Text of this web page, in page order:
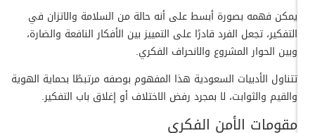
يمكن فهمه بصورة أبسط على أنه حالة من السلامة والاتزان في
التفكير، تجعل الفرد قادرًا على التمييز بين الأفكار النافعة والضارة،
وبين الحوار المشروع والانحراف الفكري.
تتناول الأدبيات السعودية هذا المفهوم بوصفه مرتبطًا بحماية الهوية
والقيم والثوابت، لا بمجرد رفض الاختلاف أو إغلاق باب التفكير.
مقومات الأمن الفكري